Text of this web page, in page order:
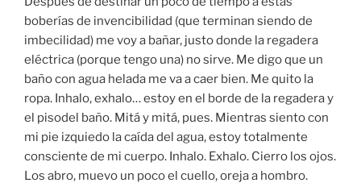
boberías de invencibilidad (que terminan siendo de
imbecilidad) me voy a bañar, justo donde la regadera
eléctrica (porque tengo una) no sirve. Me digo que un
baño con agua helada me va a caer bien. Me quito la
ropa. Inhalo, exhalo… estoy en el borde de la regadera y
el pisodel baño. Mitá y mitá, pues. Mientras siento con
mi pie izquiedo la caída del agua, estoy totalmente
consciente de mi cuerpo. Inhalo. Exhalo. Cierro los ojos.
Los abro, muevo un poco el cuello, oreja a hombro.